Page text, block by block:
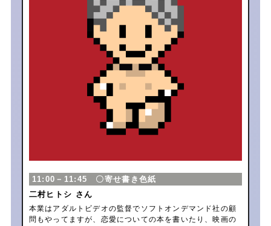
11:00－11:45 〇寄せ書き色紙
二村ヒトシ さん
本業はアダルトビデオの監督でソフトオンデマンド社の顧
問もやってますが、恋愛についての本を書いたり、映画の